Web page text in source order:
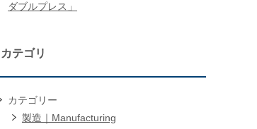
ダブルプレス」
カテゴリ
カテゴリー
製造｜Manufacturing